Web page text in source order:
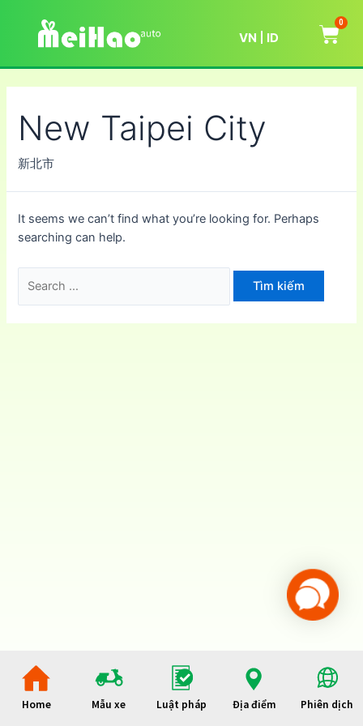
VN ID
0
New Taipei City
新北市
It seems we can’t find what you’re looking for. Perhaps
searching can help.
Home Mẫu xe Luật pháp Địa điểm Phiên dịch